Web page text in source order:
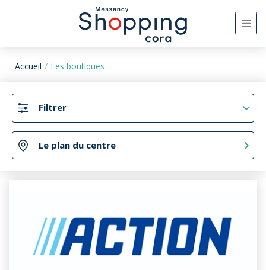
Accueil Les boutiques
Filtrer
Le plan du centre